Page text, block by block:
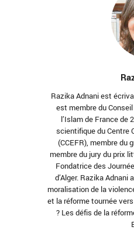
Razika Adnani est
est membre du
l’Islam de France de
scientifique du Centre
(CCEFR), membre du
membre du jury du prix
Fondatrice des
d’Alger. Razika
moralisation de la
et la réforme tournée
? Les défis de la